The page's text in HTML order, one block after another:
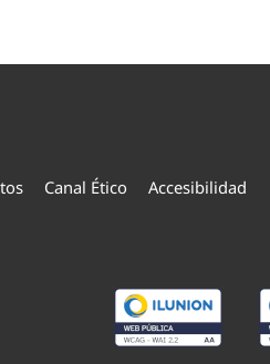
Canal Ético Accesibilidad